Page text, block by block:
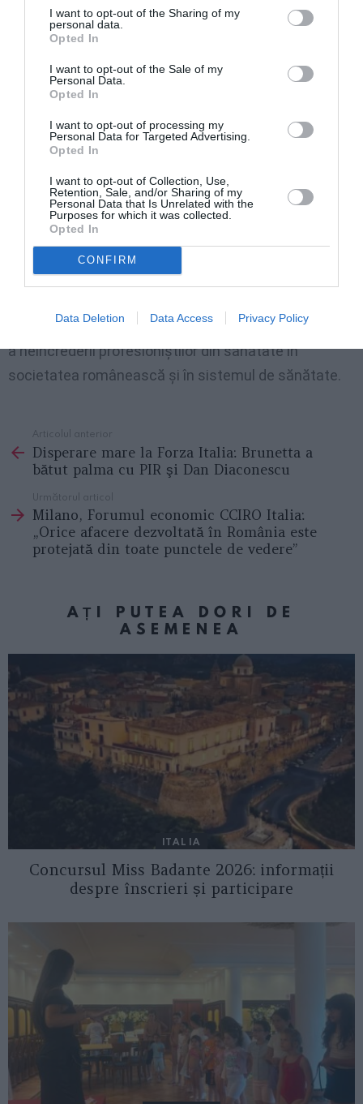
I want to opt-out of the Sharing of my
personal data.
Opted In
I want to opt-out of the Sale of my
Personal Data.
Opted In
I want to opt-out of processing my
Personal Data for Targeted Advertising.
Opted In
I want to opt-out of Collection, Use,
Retention, Sale, and/or Sharing of my
Personal Data that Is Unrelated with the
Purposes for which it was collected.
Opted In
CONFIRM
Data Deletion Data Access Privacy Policy
(597), pediatri (529), radiologi (391) şi ortopezi (370).
Exodul medicilor / „Măriţi salariile, ca să nu mai
plece”, apelul unui profesor român din SUA
certificate profesionale curente pentru a putea lucra
decât cel din 2012. În total, în perioada 2008 -2013,
numărul certificatelor de acest fel se ridică la 13.872.
Este vorba despre 1.155 certificate eliberate în 2008,
1.401 în 2009, 2.879 în 2010, 2.982 în 2011, 2.460 în
2012 şi 2.995 în 2013.
Continuarea exodului medicilor în 2013 este o dovadă
a neîncrederii profesioniştilor din sănătate în
societatea românească şi în sistemul de sănătate.
more
Articolul anterior
Disperare mare la Forza Italia: Brunetta a
bătut palma cu PIR şi Dan Diaconescu
Următorul articol
Milano, Forumul economic CCIRO Italia:
„Orice afacere dezvoltată în România este
protejată din toate punctele de vedere”
AȚI PUTEA DORI DE
ASEMENEA
ITALIA
Concursul Miss Badante 2026: informații
despre înscrieri și participare